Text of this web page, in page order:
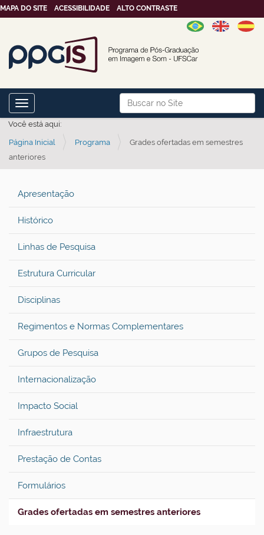
Busca
Busca Avançada…
MAPA DO SITE ACESSIBILIDADE ALTO CONTRASTE
Toggle navigation
Você está aqui:
Página Inicial Programa
Grades ofertadas em semestres
anteriores
Apresentação
Histórico
Linhas de Pesquisa
Estrutura Curricular
Disciplinas
Regimentos e Normas Complementares
Grupos de Pesquisa
Internacionalização
Impacto Social
Infraestrutura
Prestação de Contas
Formulários
Grades ofertadas em semestres anteriores